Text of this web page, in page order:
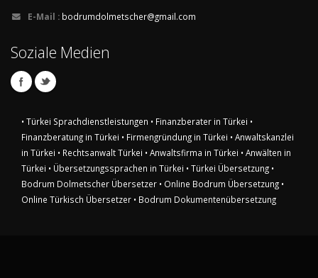
E-Mail : bodrumdolmetscher@gmail.com
Soziale Medien
• Türkei Sprachdienstleistungen • Finanzberater in Türkei •
Finanzberatung in Türkei • Firmengründung in Türkei • Anwaltskanzlei
in Türkei • Rechtsanwalt Türkei • Anwaltsfirma in Türkei • Anwälten in
Türkei • Übersetzungssprachen in Türkei • Türkei Übersetzung •
Bodrum Dolmetscher Übersetzer • Online Bodrum Übersetzung •
Online Türkisch Übersetzer • Bodrum Dokumentenübersetzung